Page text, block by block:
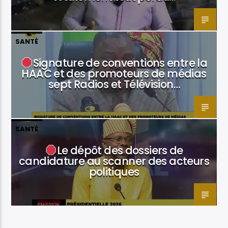
SANTÉ
Signature de conventions entre la
HAAC et des promoteurs de médias
sept Radios et Télévision…
SANTÉ
Le dépôt des dossiers de
candidature au scanner des acteurs
politiques